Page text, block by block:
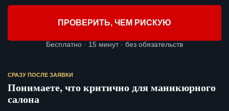
ПРОВЕРИТЬ, ЧЕМ РИСКУЮ
Бесплатно · 15 минут · без обязательств
СРАЗУ ПОСЛЕ ЗАЯВКИ
Понимаете, что критично для маникюрного
салона